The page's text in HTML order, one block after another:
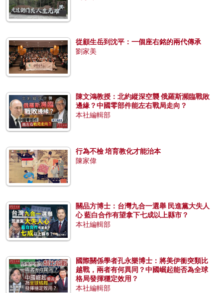
從顧生岳到沈平：一個座右銘的兩代傳承
劉家美
陳文鴻教授：北約縱深空襲 俄羅斯瀕臨戰敗
邊緣？中國零部件能左右戰局走向？
本社編輯部
行為不檢 培育教化才能治本
陳家偉
關品方博士：台灣九合一選舉 民進黨大失人
心 藍白合作有望拿下七成以上縣市？
本社編輯部
國際關係學者孔永樂博士：將美伊衝突類比
越戰，兩者有何異同？中國崛起能否為全球
格局發揮穩定效用？
本社編輯部